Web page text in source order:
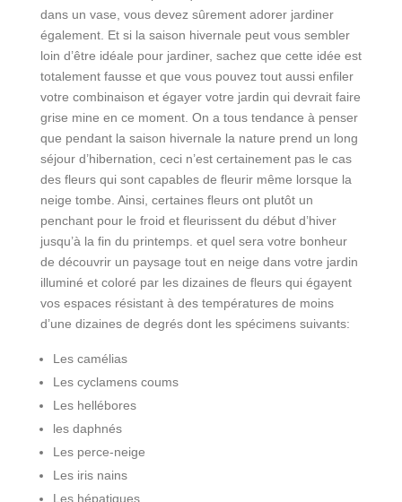
dans un vase, vous devez sûrement adorer jardiner
également. Et si la saison hivernale peut vous sembler
loin d’être idéale pour jardiner, sachez que cette idée est
totalement fausse et que vous pouvez tout aussi enfiler
votre combinaison et égayer votre jardin qui devrait faire
grise mine en ce moment. On a tous tendance à penser
que pendant la saison hivernale la nature prend un long
séjour d’hibernation, ceci n’est certainement pas le cas
des fleurs qui sont capables de fleurir même lorsque la
neige tombe. Ainsi, certaines fleurs ont plutôt un
penchant pour le froid et fleurissent du début d’hiver
jusqu’à la fin du printemps. et quel sera votre bonheur
de découvrir un paysage tout en neige dans votre jardin
illuminé et coloré par les dizaines de fleurs qui égayent
vos espaces résistant à des températures de moins
d’une dizaines de degrés dont les spécimens suivants:
Les camélias
Les cyclamens coums
Les hellébores
les daphnés
Les perce-neige
Les iris nains
Les hépatiques